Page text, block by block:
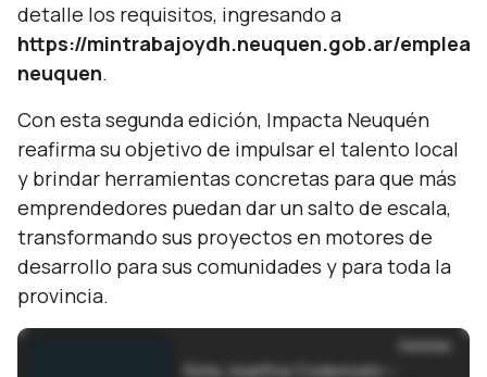
detalle los requisitos, ingresando a
https://mintrabajoydh.neuquen.gob.ar/
neuquen.
Con esta segunda edición, Impacta Neuquén
reafirma su objetivo de impulsar el talento local
y brindar herramientas concretas para que más
emprendedores puedan dar un salto de escala,
transformando sus proyectos en motores de
desarrollo para sus comunidades y para toda la
provincia.